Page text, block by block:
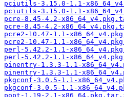
pciutils-3.15.0-1.1-
pciutils-3.15.0-1.1-
pcre-8.45-4.2-
pcre-8.45-4.2-
pcre2-10.47-1.1-
pcre2-10.47-1.1-
perl-5.42.2-1.1-
perl-5.42.2-1.1-
pinentry-1.3.3-1.1-
pinentry-1.3.3-1.1-
pkgconf-3.0.5-1.1-
pkgconf-3.0.5-1.1-
popt-1.19-2.1-